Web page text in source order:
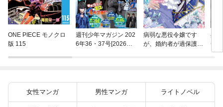
ONE PIECE モノクロ
版 115
週刊少年マガジン 202
6年36・37号[2026年8
病弱な悪役令嬢です
が、婚約者が過保護す
異
(22)
女性マンガ 男性マンガ ライトノベル